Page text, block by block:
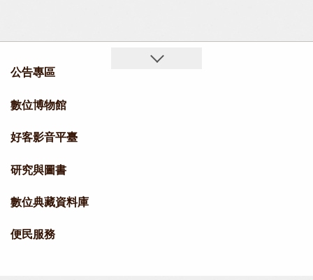
公告專區
數位博物館
好客影音平臺
研究與圖書
數位典藏資料庫
便民服務